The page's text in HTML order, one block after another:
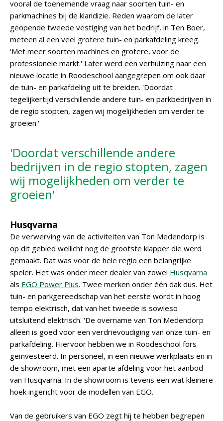
vooral de toenemende vraag naar soorten tuin- en
parkmachines bij de klandizie. Reden waarom de later
geopende tweede vestiging van het bedrijf, in Ten Boer,
meteen al een veel grotere tuin- en parkafdeling kreeg.
'Met meer soorten machines en grotere, voor de
professionele markt.' Later werd een verhuizing naar een
nieuwe locatie in Roodeschool aangegrepen om ook daar
de tuin- en parkafdeling uit te breiden. 'Doordat
tegelijkertijd verschillende andere tuin- en parkbedrijven in
de regio stopten, zagen wij mogelijkheden om verder te
groeien.'
'Doordat verschillende andere
bedrijven in de regio stopten, zagen
wij mogelijkheden om verder te
groeien'
Husqvarna
De verwerving van de activiteiten van Ton Medendorp is
op dit gebied wellicht nog de grootste klapper die werd
gemaakt. Dat was voor de hele regio een belangrijke
speler. Het was onder meer dealer van zowel Husqvarna
als EGO Power Plus. Twee merken onder één dak dus. Het
tuin- en parkgereedschap van het eerste wordt in hoog
tempo elektrisch, dat van het tweede is sowieso
uitsluitend elektrisch. 'De overname van Ton Medendorp
alleen is goed voor een verdrievoudiging van onze tuin- en
parkafdeling. Hiervoor hebben we in Roodeschool fors
geïnvesteerd. In personeel, in een nieuwe werkplaats en in
de showroom, met een aparte afdeling voor het aanbod
van Husqvarna. In de showroom is tevens een wat kleinere
hoek ingericht voor de modellen van EGO.'
Van de gebruikers van EGO zegt hij te hebben begrepen